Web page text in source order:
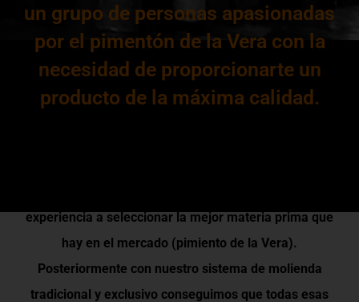
un grupo de personas apasionadas
por el pimentón de la Vera con la
necesidad de proporcionarte un
producto de la máxima calidad.
experiencia a seleccionar la mejor materia prima que
hay en el mercado (pimiento de la Vera).
Posteriormente con nuestro sistema de molienda
tradicional y exclusivo conseguimos que todas esas